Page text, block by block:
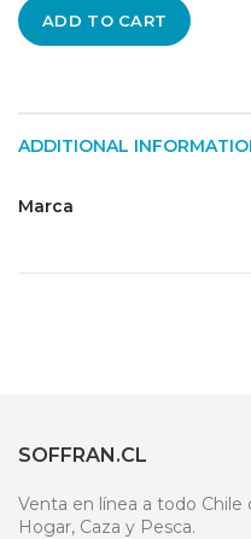
ADD TO CART
ADDITIONAL
Marca
SOFFRAN.CL
Venta en línea a todo Chile
Hogar, Caza y Pesca.